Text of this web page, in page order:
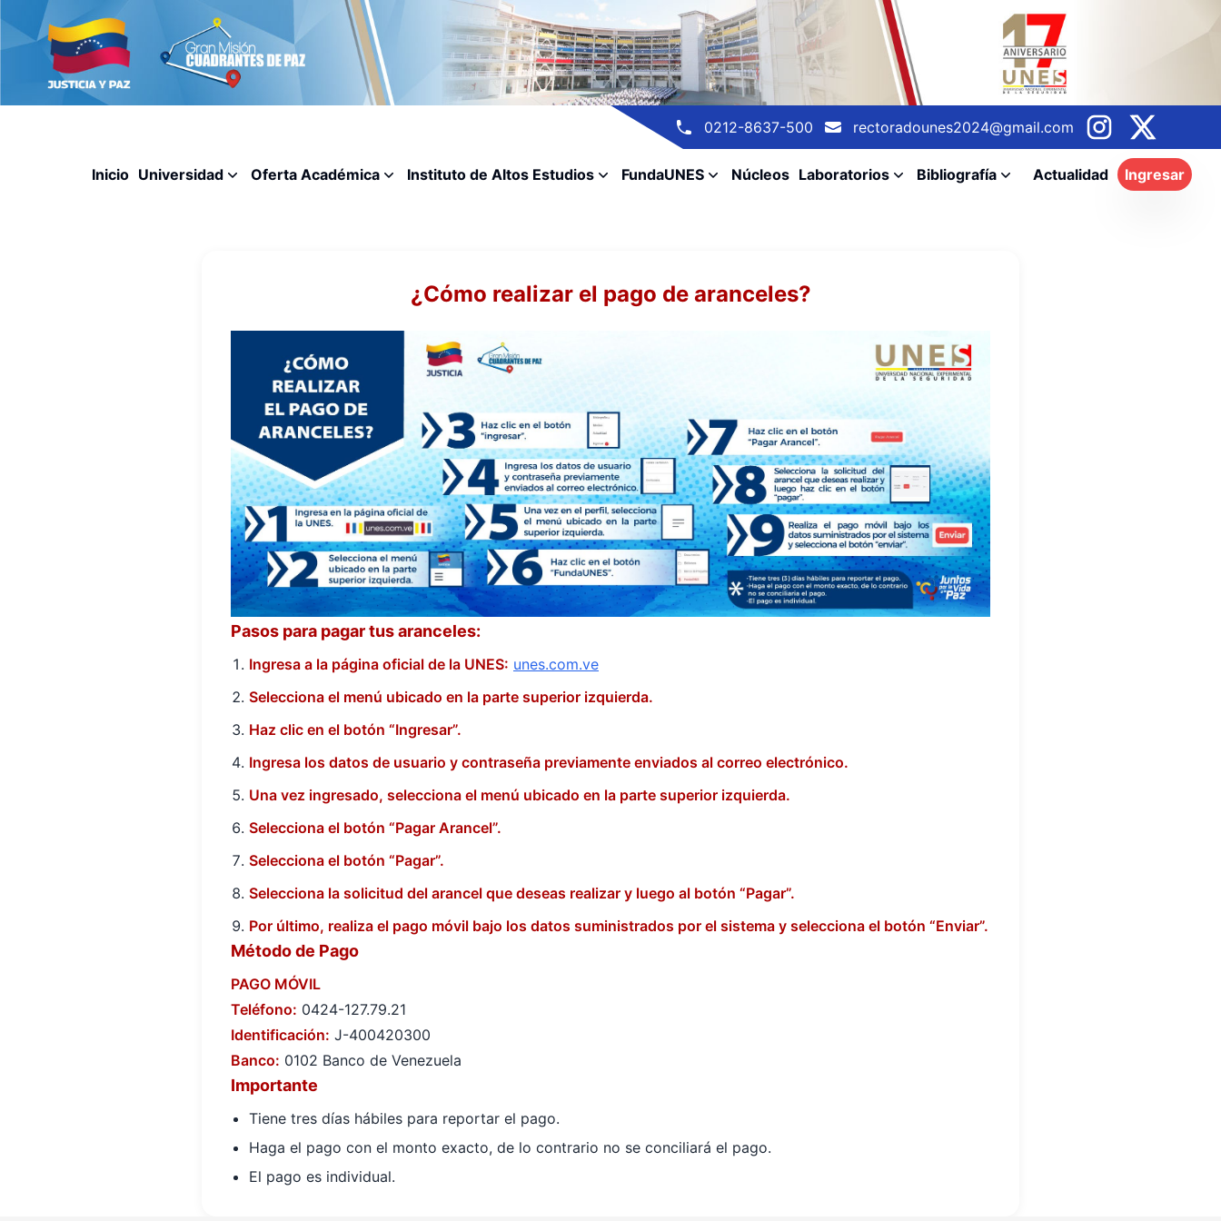
0212-8637-500 rectoradounes2024@gmail.com
Inicio Universidad Oferta Académica Instituto de Altos Estudios FundaUNES Núcleos Laboratorios Bibliografía Actualidad Ingresar
¿Cómo realizar el pago de aranceles?
Pasos para pagar tus aranceles:
Ingresa a la página oficial de la UNES: unes.com.ve
Selecciona el menú ubicado en la parte superior izquierda.
Haz clic en el botón “Ingresar”.
Ingresa los datos de usuario y contraseña previamente enviados al correo electrónico.
Una vez ingresado, selecciona el menú ubicado en la parte superior izquierda.
Selecciona el botón “Pagar Arancel”.
Selecciona el botón “Pagar”.
Selecciona la solicitud del arancel que deseas realizar y luego al botón “Pagar”.
Por último, realiza el pago móvil bajo los datos suministrados por el sistema y selecciona el botón “Enviar”.
Método de Pago
PAGO MÓVIL
Teléfono: 0424-127.79.21
Identificación: J-400420300
Banco: 0102 Banco de Venezuela
Importante
Tiene tres días hábiles para reportar el pago.
Haga el pago con el monto exacto, de lo contrario no se conciliará el pago.
El pago es individual.